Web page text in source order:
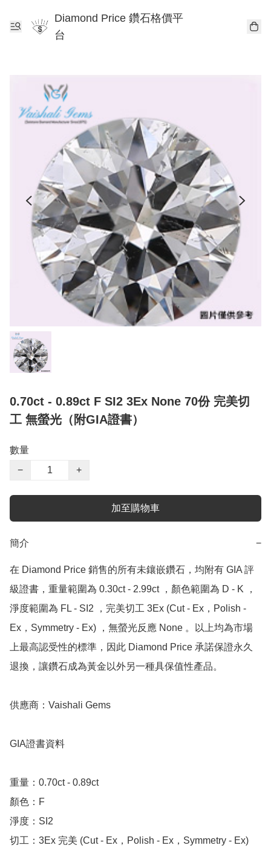
Diamond Price 鑽石格價平
台
0.70ct - 0.89ct F SI2 3Ex None 70份 完美切
工 無螢光（附GIA證書）
數量
−
+
加至購物車
簡介 −
在 Diamond Price 銷售的所有未鑲嵌鑽石，均附有 GIA 評
級證書，重量範圍為 0.30ct - 2.99ct ，顏色範圍為 D - K ，
淨度範圍為 FL - SI2 ，完美切工 3Ex (Cut - Ex，Polish -
Ex，Symmetry - Ex) ，無螢光反應 None 。以上均為市場
上最高認受性的標準，因此 Diamond Price 承諾保證永久
退換，讓鑽石成為黃金以外另一種具保值性產品。
供應商：Vaishali Gems
GIA證書資料
重量：0.70ct - 0.89ct
顏色：F
淨度：SI2
切工：3Ex 完美 (Cut - Ex，Polish - Ex，Symmetry - Ex)